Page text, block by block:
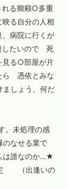
れる癇癪○多重
る自分の人相
、病院に行くが
したいので 死
見る○部屋が片
ら 憑依とみな
しょう。何だ
。未処理の感
のなせる業で
は誰なのか…★
定 （出逢いの